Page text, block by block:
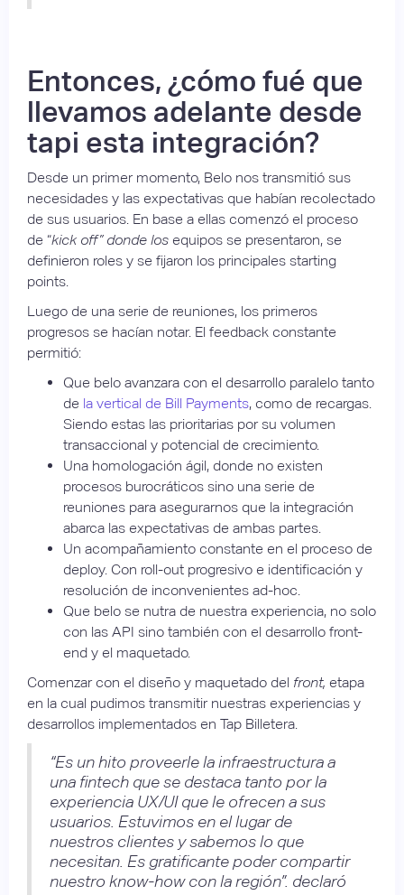
Entonces, ¿cómo fué que
llevamos adelante desde
tapi esta integración?
Desde un primer momento, Belo nos transmitió sus
necesidades y las expectativas que habían recolectado
de sus usuarios. En base a ellas comenzó el proceso
de “kick off” donde los equipos se presentaron, se
definieron roles y se fijaron los principales starting
points.
Luego de una serie de reuniones, los primeros
progresos se hacían notar. El feedback constante
permitió:
Que belo avanzara con el desarrollo paralelo tanto
de la vertical de Bill Payments, como de recargas.
Siendo estas las prioritarias por su volumen
transaccional y potencial de crecimiento.
Una homologación ágil, donde no existen
procesos burocráticos sino una serie de
reuniones para asegurarnos que la integración
abarca las expectativas de ambas partes.
Un acompañamiento constante en el proceso de
deploy. Con roll-out progresivo e identificación y
resolución de inconvenientes ad-hoc.
Que belo se nutra de nuestra experiencia, no solo
con las API sino también con el desarrollo front-
end y el maquetado.
Comenzar con el diseño y maquetado del front, etapa
en la cual pudimos transmitir nuestras experiencias y
desarrollos implementados en Tap Billetera.
“Es un hito proveerle la infraestructura a
una fintech que se destaca tanto por la
experiencia UX/UI que le ofrecen a sus
usuarios. Estuvimos en el lugar de
nuestros clientes y sabemos lo que
necesitan. Es gratificante poder compartir
nuestro know-how con la región”. declaró